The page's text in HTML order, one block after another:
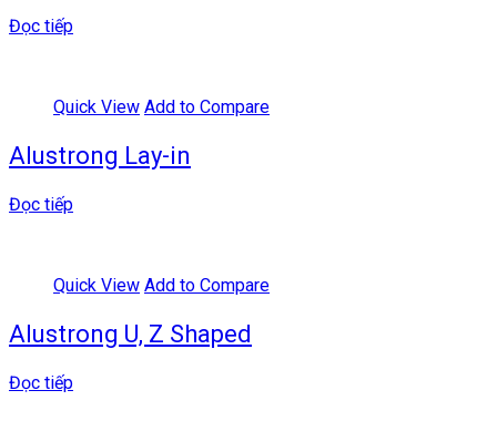
Đọc tiếp
Quick View Add to Compare
Alustrong Lay-in
Đọc tiếp
Quick View Add to Compare
Alustrong U, Z Shaped
Đọc tiếp